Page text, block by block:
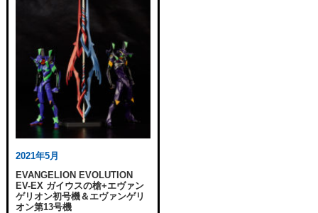
2021年5月
EVANGELION EVOLUTION
EV-EX ガイウスの槍+エヴァン
ゲリオン初号機＆エヴァンゲリ
オン第13号機